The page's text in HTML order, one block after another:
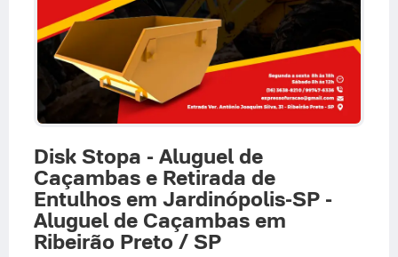
Disk Stopa - Aluguel de
Caçambas e Retirada de
Entulhos em Jardinópolis-SP -
Aluguel de Caçambas em
Ribeirão Preto / SP